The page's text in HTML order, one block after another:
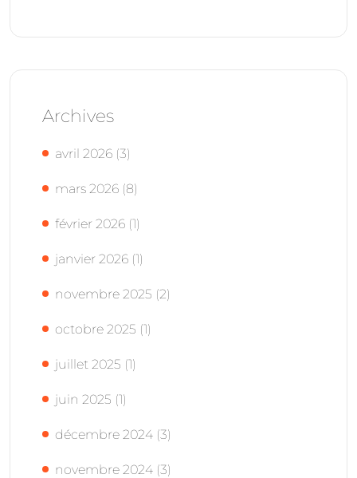
Archives
avril 2026 (3)
mars 2026 (8)
février 2026 (1)
janvier 2026 (1)
novembre 2025 (2)
octobre 2025 (1)
juillet 2025 (1)
juin 2025 (1)
décembre 2024 (3)
novembre 2024 (3)